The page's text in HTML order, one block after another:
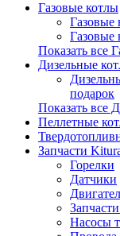
Газовые котлы
Газовые
Газовые
Показать все
Дизельные
подарок
Показать все
Пеллетные
Запчасти
Горелки
Датчики
Насосы